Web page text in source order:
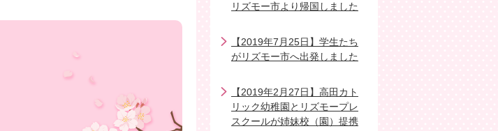
リズモー市より帰国しました
【2019年7月25日】学生たち
がリズモー市へ出発しました
【2019年2月27日】高田カト
リック幼稚園とリズモープレ
スクールが姉妹校（園）提携